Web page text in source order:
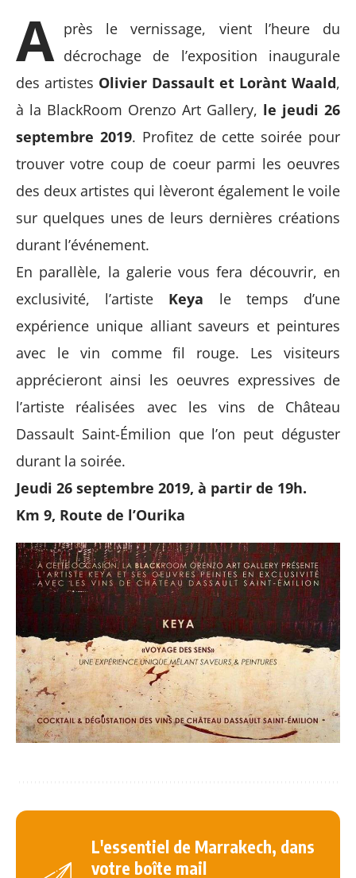
A près le vernissage, vient l’heure du
décrochage de l’exposition inaugurale
des artistes Olivier Dassault et Lorànt Waald,
à la BlackRoom Orenzo Art Gallery, le jeudi 26
septembre 2019. Profitez de cette soirée pour
trouver votre coup de coeur parmi les oeuvres
des deux artistes qui lèveront également le voile
sur quelques unes de leurs dernières créations
durant l’événement.
En parallèle, la galerie vous fera découvrir, en
exclusivité, l’artiste Keya le temps d’une
expérience unique alliant saveurs et peintures
avec le vin comme fil rouge. Les visiteurs
apprécieront ainsi les oeuvres expressives de
l’artiste réalisées avec les vins de Château
Dassault Saint-Émilion que l’on peut déguster
durant la soirée.
Jeudi 26 septembre 2019, à partir de 19h.
Km 9, Route de l’Ourika
L'essentiel de Marrakech, dans
votre boîte mail